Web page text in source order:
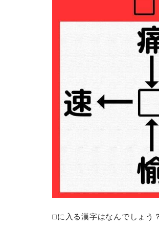
□に入る漢字はなんでしょう